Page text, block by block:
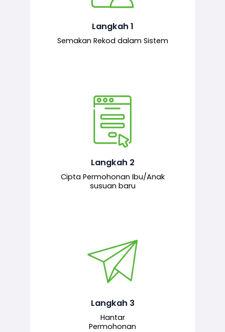
Langkah 1
Semakan Rekod dalam Sistem
yang pernah dibuat oleh pemohon,
Langkah 2
Cipta Permohonan Ibu/Anak
susuan baru
Pemohon mengisi borang
permohonan bagi pendaftaran
baharu melalui sistem.
Langkah 3
Hantar
Permohonan
Permohonan yang lengkap dihantar
untuk proses semakan dan
bertanggungjawab.